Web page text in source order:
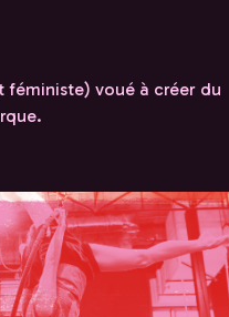
féministe) voué à créer du